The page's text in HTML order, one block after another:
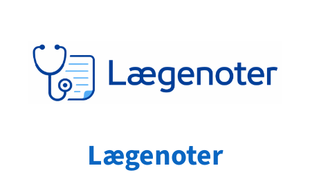
indhold
Lægenoter